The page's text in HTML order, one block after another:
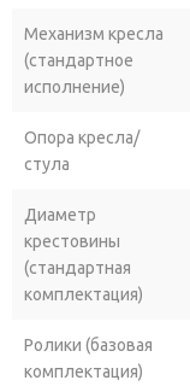
Механизм кресла
(стандартное
исполнение)
Опора кресла/
стула
Диаметр
крестовины
(стандартная
комплектация)
Ролики (базовая
комплектация)